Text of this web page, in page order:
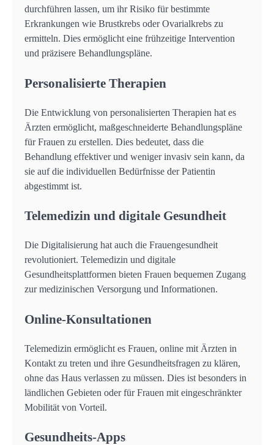
durchführen lassen, um ihr Risiko für bestimmte
Erkrankungen wie Brustkrebs oder Ovarialkrebs zu
ermitteln. Dies ermöglicht eine frühzeitige Intervention
und präzisere Behandlungspläne.
Personalisierte Therapien
Die Entwicklung von personalisierten Therapien hat es
Ärzten ermöglicht, maßgeschneiderte Behandlungspläne
für Frauen zu erstellen. Dies bedeutet, dass die
Behandlung effektiver und weniger invasiv sein kann, da
sie auf die individuellen Bedürfnisse der Patientin
abgestimmt ist.
Telemedizin und digitale Gesundheit
Die Digitalisierung hat auch die Frauengesundheit
revolutioniert. Telemedizin und digitale
Gesundheitsplattformen bieten Frauen bequemen Zugang
zur medizinischen Versorgung und Informationen.
Online-Konsultationen
Telemedizin ermöglicht es Frauen, online mit Ärzten in
Kontakt zu treten und ihre Gesundheitsfragen zu klären,
ohne das Haus verlassen zu müssen. Dies ist besonders in
ländlichen Gebieten oder für Frauen mit eingeschränkter
Mobilität von Vorteil.
Gesundheits-Apps